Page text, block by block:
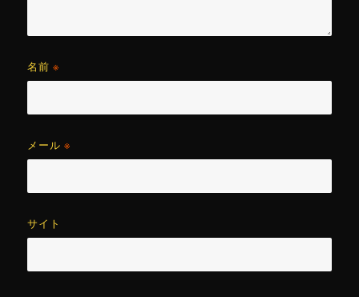
名前※
メール※
サイト